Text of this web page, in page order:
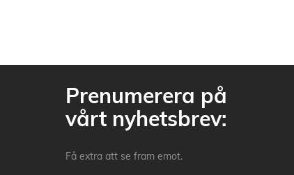
Prenumerera på
vårt nyhetsbrev:
Få extra att se fram emot.